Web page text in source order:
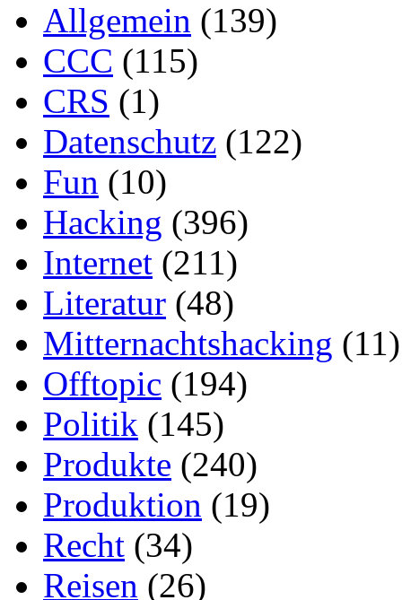
Allgemein (139)
CCC (115)
CRS (1)
Datenschutz (122)
Fun (10)
Hacking (396)
Internet (211)
Literatur (48)
Mitternachtshacking (11)
Offtopic (194)
Politik (145)
Produkte (240)
Produktion (19)
Recht (34)
Reisen (26)